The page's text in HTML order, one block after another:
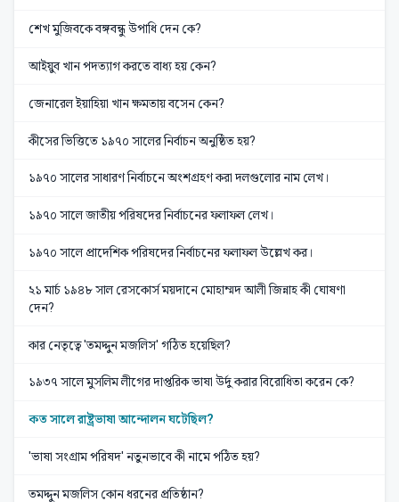
শেখ মুজিবকে বঙ্গবন্ধু উপাধি দেন কে?
আইয়ুব খান পদত্যাগ করতে বাধ্য হয় কেন?
জেনারেল ইয়াহিয়া খান ক্ষমতায় বসেন কেন?
কীসের ভিত্তিতে ১৯৭০ সালের নির্বাচন অনুষ্ঠিত হয়?
১৯৭০ সালের সাধারণ নির্বাচনে অংশগ্রহণ করা দলগুলোর নাম লেখ।
১৯৭০ সালে জাতীয় পরিষদের নির্বাচনের ফলাফল লেখ।
১৯৭০ সালে প্রাদেশিক পরিষদের নির্বাচনের ফলাফল উল্লেখ কর।
২১ মার্চ ১৯৪৮ সাল রেসকোর্স ময়দানে মোহাম্মদ আলী জিন্নাহ কী ঘোষণা
দেন?
কার নেতৃত্বে 'তমদ্দুন মজলিস' গঠিত হয়েছিল?
১৯৩৭ সালে মুসলিম লীগের দাপ্তরিক ভাষা উর্দু করার বিরোধিতা করেন কে?
কত সালে রাষ্ট্রভাষা আন্দোলন ঘটেছিল?
'ভাষা সংগ্রাম পরিষদ' নতুনভাবে কী নামে পঠিত হয়?
তমদ্দুন মজলিস কোন ধরনের প্রতিষ্ঠান?